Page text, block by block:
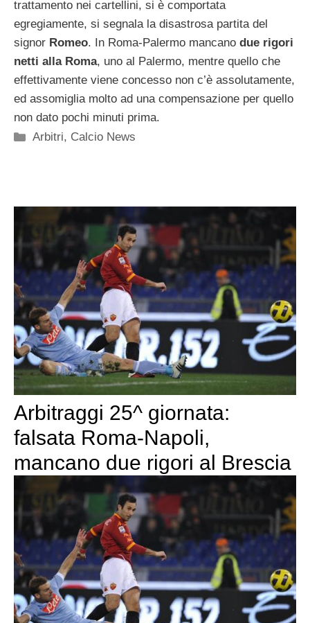
trattamento nei cartellini, si è comportata
egregiamente, si segnala la disastrosa partita del
signor Romeo. In Roma-Palermo mancano due rigori
netti alla Roma, uno al Palermo, mentre quello che
effettivamente viene concesso non c’è assolutamente,
ed assomiglia molto ad una compensazione per quello
non dato pochi minuti prima.
Categorie
Arbitri, Calcio News
Arbitraggi 25^ giornata:
falsata Roma-Napoli,
mancano due rigori al Brescia